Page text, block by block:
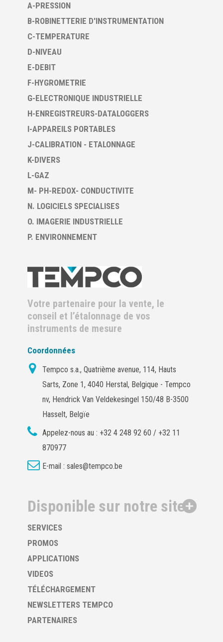
A-PRESSION
B-ROBINETTERIE D'INSTRUMENTATION
C-TEMPERATURE
D-NIVEAU
E-DEBIT
F-HYGROMETRIE
G-ELECTRONIQUE INDUSTRIELLE
H-ENREGISTREURS-DATALOGGERS
I-APPAREILS PORTABLES
J-CALIBRATION - ETALONNAGE
K-DIVERS
L-GAZ
M- PH-REDOX- CONDUCTIVITE
N. LOGICIELS SPECIALISES
O. IMAGERIE INDUSTRIELLE
P. ENVIRONNEMENT
Votre partenaire pour la vente, le
conseil et l’étalonnage de vos
instruments de mesure
Coordonnées
Tempco s.a., Quatrième avenue, 114, Hauts
Sarts, Zone 1, 4040 Herstal, Belgique - Tempco
nv, Hendrick Van Veldekesingel 150/48 B-3500
Hasselt, Belgïe
Appelez-nous au : +32 4 248 92 60 / +32 11
870977
E-mail : sales@tempco.be
Disponible sur notre site
SERVICES
PROMOS
APPLICATIONS
VIDEOS
TÉLÉCHARGEMENT
NEWSLETTERS TEMPCO
PARTENAIRES